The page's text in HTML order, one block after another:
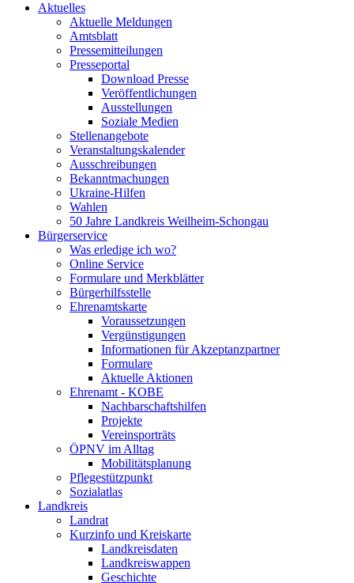
Aktuelles
Aktuelle Meldungen
Amtsblatt
Pressemitteilungen
Presseportal
Download Presse
Veröffentlichungen
Ausstellungen
Soziale Medien
Stellenangebote
Veranstaltungskalender
Ausschreibungen
Bekanntmachungen
Ukraine-Hilfen
Wahlen
50 Jahre Landkreis Weilheim-Schongau
Bürgerservice
Was erledige ich wo?
Online Service
Formulare und Merkblätter
Bürgerhilfsstelle
Ehrenamtskarte
Voraussetzungen
Vergünstigungen
Informationen für Akzeptanzpartner
Formulare
Aktuelle Aktionen
Ehrenamt - KOBE
Nachbarschaftshilfen
Projekte
Vereinsporträts
ÖPNV im Alltag
Mobilitätsplanung
Pflegestützpunkt
Sozialatlas
Landkreis
Landrat
Kurzinfo und Kreiskarte
Landkreisdaten
Landkreiswappen
Geschichte